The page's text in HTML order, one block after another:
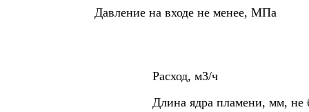
Давление на входе не менее, МПа
Расход, м3/ч
Длина ядра пламени, мм, не